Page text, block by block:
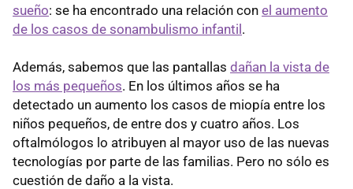
sueño: se ha encontrado una relación con el aumento
de los casos de sonambulismo infantil.
Además, sabemos que las pantallas dañan la vista de
los más pequeños. En los últimos años se ha
detectado un aumento los casos de miopía entre los
niños pequeños, de entre dos y cuatro años. Los
oftalmólogos lo atribuyen al mayor uso de las nuevas
tecnologías por parte de las familias. Pero no sólo es
cuestión de daño a la vista.